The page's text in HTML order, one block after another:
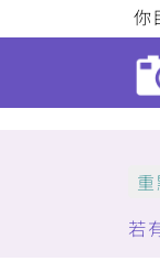
你
若